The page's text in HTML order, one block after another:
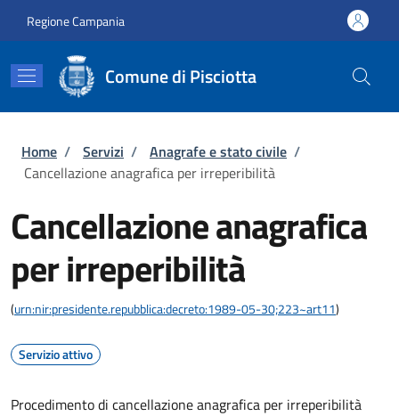
Regione Campania
Comune di Pisciotta
Briciole di pane
Home / Servizi / Anagrafe e stato civile /
Cancellazione anagrafica per irreperibilità
Cancellazione anagrafica
per irreperibilità
(urn:nir:presidente.repubblica:decreto:1989-05-30;223~art11)
Servizio attivo
Procedimento di cancellazione anagrafica per irreperibilità